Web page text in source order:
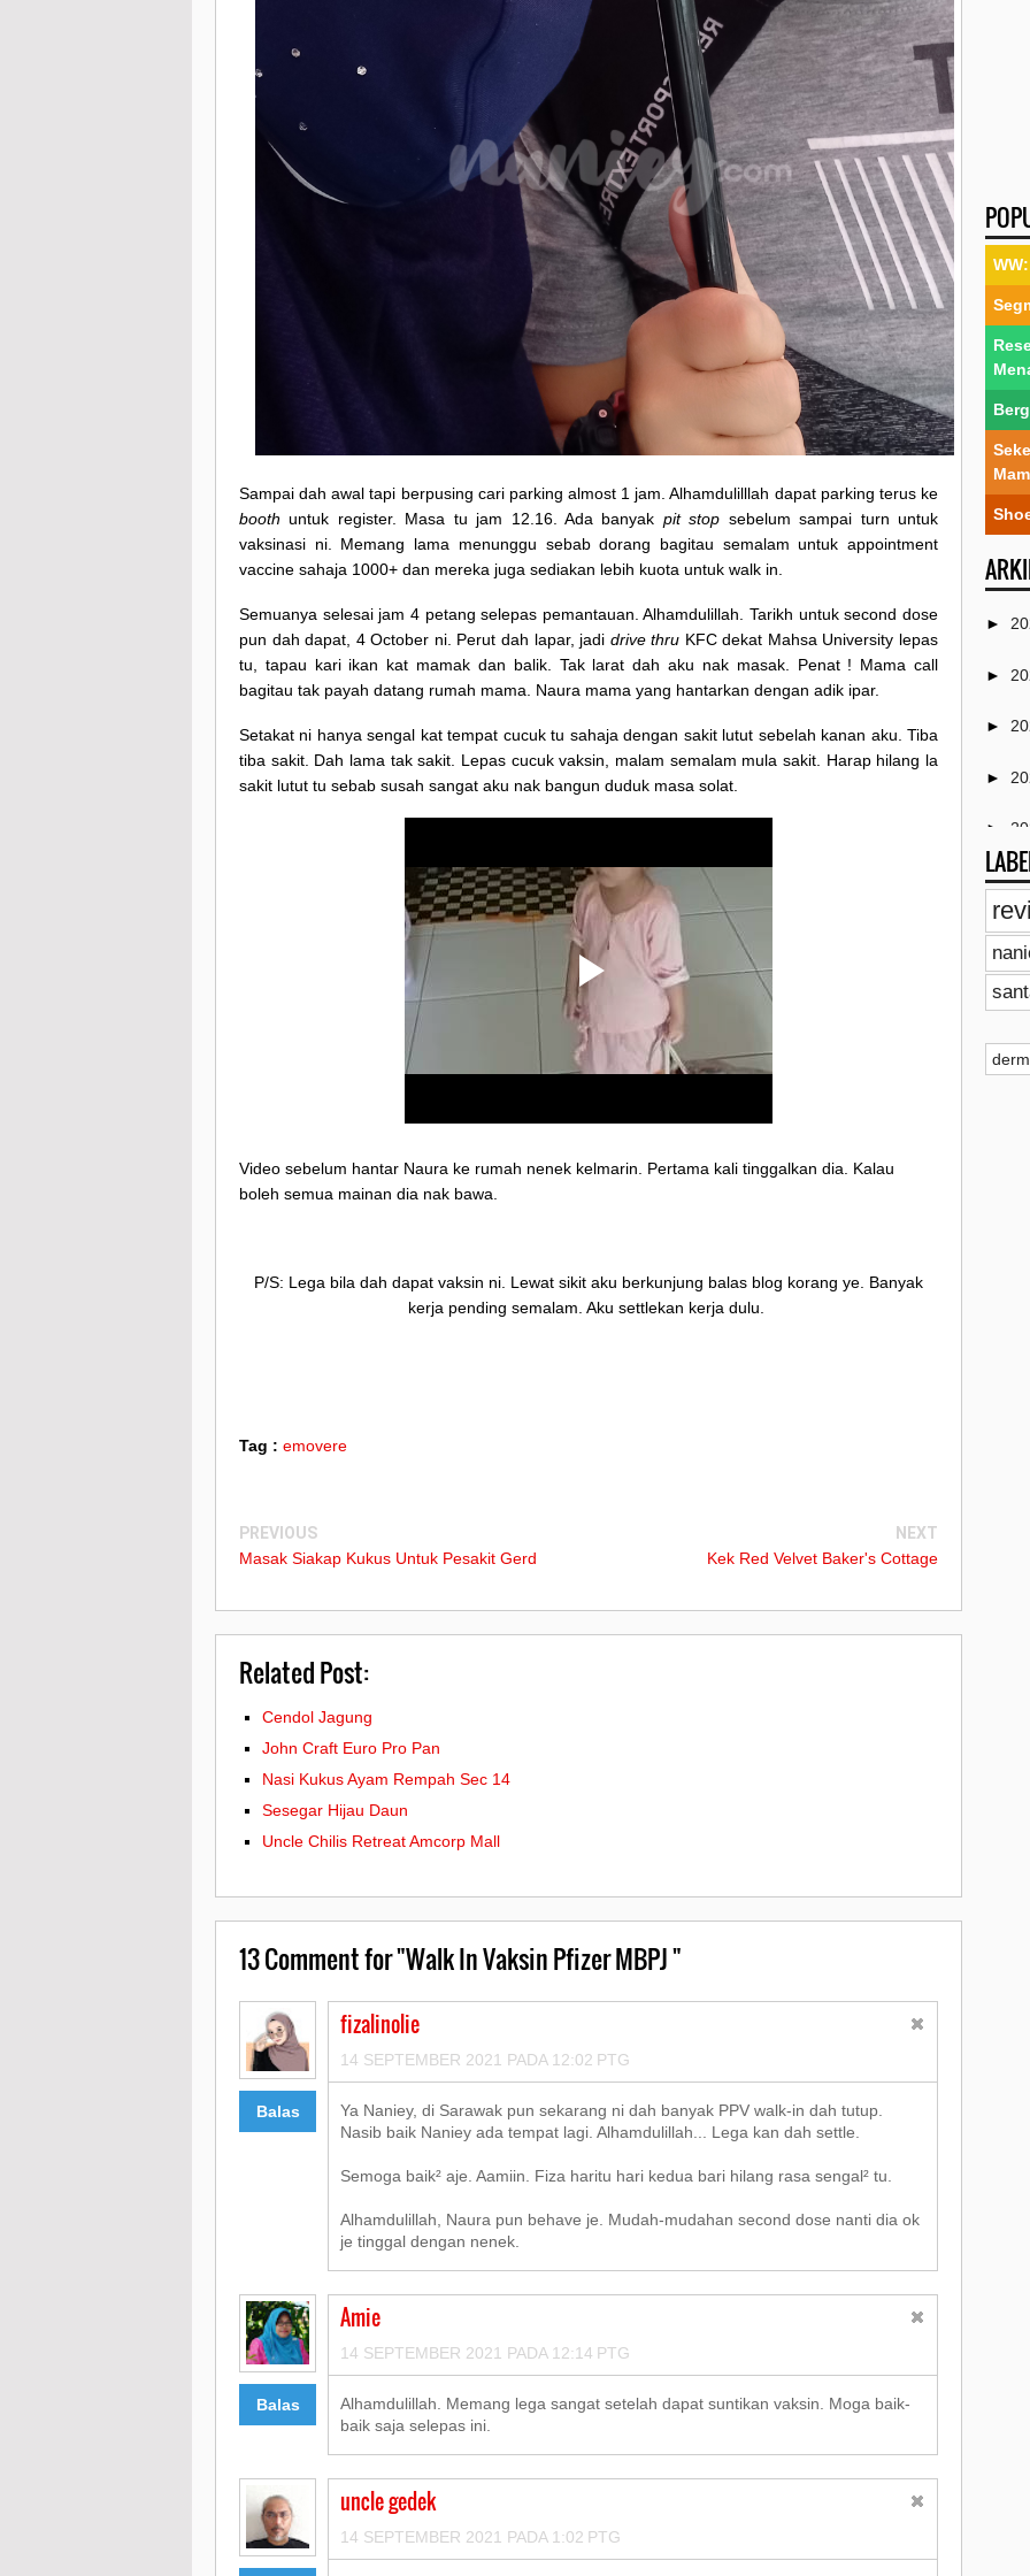
Sampai dah awal tapi berpusing cari parking almost 1 jam. Alhamdulilllah dapat parking terus ke
boothuntuk register. Masa tu jam 12.16. Ada banyak pit stop sebelum sampai turn untuk
vaksinasi ni. Memang lama menunggu sebab dorang bagitau semalam untuk appointment
vaccine sahaja 1000+ dan mereka juga sediakan lebih kuota untuk walk in.
Semuanya selesai jam 4 petang selepas pemantauan. Alhamdulillah. Tarikh untuk second dose
pun dah dapat, 4 October ni. Perut dah lapar, jadi drive thru KFC dekat Mahsa University lepas
tu, tapau kari ikan kat mamak dan balik. Tak larat dah aku nak masak. Penat ! Mama call
bagitau tak payah datang rumah mama. Naura mama yang hantarkan dengan adik ipar.
Setakat ni hanya sengal kat tempat cucuk tu sahaja dengan sakit lutut sebelah kanan aku. Tiba
tiba sakit. Dah lama tak sakit. Lepas cucuk vaksin, malam semalam mula sakit. Harap hilang la
sakit lutut tu sebab susah sangat aku nak bangun duduk masa solat.
Video sebelum hantar Naura ke rumah nenek kelmarin. Pertama kali tinggalkan dia. Kalau
boleh semua mainan dia nak bawa.
P/S: Lega bila dah dapat vaksin ni. Lewat sikit aku berkunjung balas blog korang ye. Banyak
kerja pending semalam. Aku settlekan kerja dulu.
Tag : emovere
PREVIOUS
Masak Siakap Kukus Untuk Pesakit Gerd
NEXT
Kek Red Velvet Baker's Cottage
Related Post:
Cendol Jagung
John Craft Euro Pro Pan
Nasi Kukus Ayam Rempah Sec 14
Sesegar Hijau Daun
Uncle Chilis Retreat Amcorp Mall
13Comment for "Walk In Vaksin Pfizer MBPJ "
Balas
fizalinolie
14 SEPTEMBER 2021 PADA 12:02 PTG
Ya Naniey, di Sarawak pun sekarang ni dah banyak PPV walk-in dah tutup.
Nasib baik Naniey ada tempat lagi. Alhamdulillah... Lega kan dah settle.
Semoga baik² aje. Aamiin. Fiza haritu hari kedua bari hilang rasa sengal² tu.
Alhamdulillah, Naura pun behave je. Mudah-mudahan second dose nanti dia ok
je tinggal dengan nenek.
Balas
Amie
14 SEPTEMBER 2021 PADA 12:14 PTG
Alhamdulillah. Memang lega sangat setelah dapat suntikan vaksin. Moga baik-
baik saja selepas ini.
uncle gedek
14 SEPTEMBER 2021 PADA 1:02 PTG
►
►
►
►
►
▼
►
►
▼